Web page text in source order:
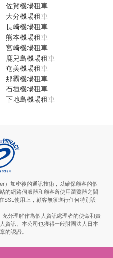
佐賀機場租車
大分機場租車
長崎機場租車
熊本機場租車
宮崎機場租車
鹿兒島機場租車
奄美機場租車
那霸機場租車
石垣機場租車
下地島機場租車
）加密後的通訊技術，以確保顧客的個
的網路伺服器和顧客所使用瀏覽器之間
SSL使用上，顧客無須進行任何特別設
分理解作為個人資訊處理者的使命和責
資訊。本公司也獲得一般財團法人日本
的認證。